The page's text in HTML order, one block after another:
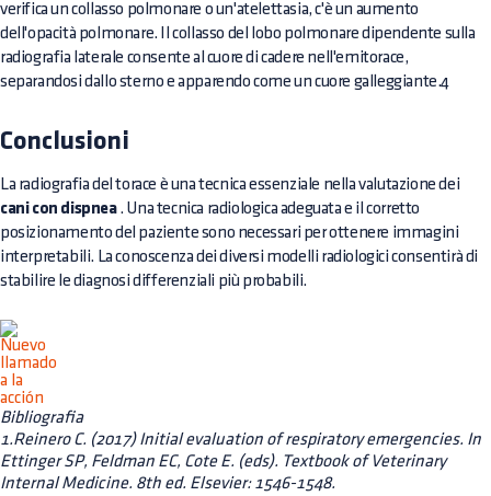
verifica un collasso polmonare o un'atelettasia, c'è un aumento
dell'opacità polmonare. Il collasso del lobo polmonare dipendente sulla
radiografia laterale consente al cuore di cadere nell'emitorace,
separandosi dallo sterno e apparendo come un cuore galleggiante.4
Conclusioni
La radiografia del torace è una tecnica essenziale nella valutazione dei
cani con dispnea. Una tecnica radiologica adeguata e il corretto
posizionamento del paziente sono necessari per ottenere immagini
interpretabili. La conoscenza dei diversi modelli radiologici consentirà di
stabilire le diagnosi differenziali più probabili.
Bibliografia
1.Reinero C. (2017) Initial evaluation of respiratory emergencies. In
Ettinger SP, Feldman EC, Cote E. (eds). Textbook of Veterinary
Internal Medicine. 8th ed. Elsevier: 1546-1548.